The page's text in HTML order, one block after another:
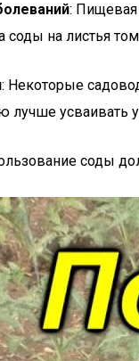
: Пищевая
соды на листья
: Некоторые
лучше
соды